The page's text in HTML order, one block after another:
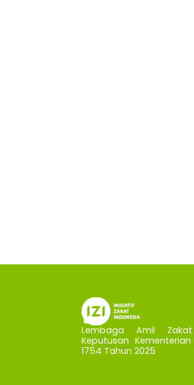
Lembaga Amil
Keputusan
1754 Tahun 2025